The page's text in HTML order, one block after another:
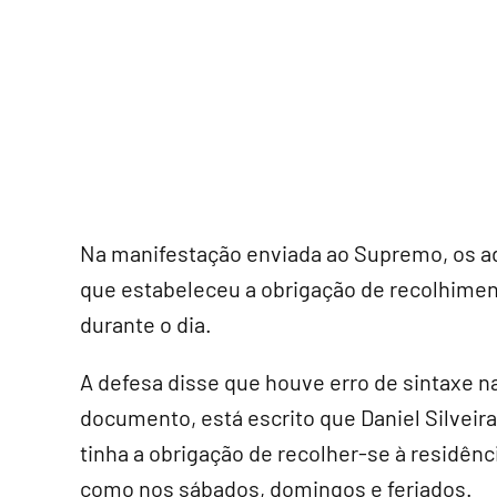
Na manifestação enviada ao Supremo, os
que estabeleceu a obrigação de
durante o dia.
A defesa disse que houve erro de sintaxe
documento, está escrito que Daniel
tinha a obrigação de recolher-se à
como nos sábados, domingos e feriados.